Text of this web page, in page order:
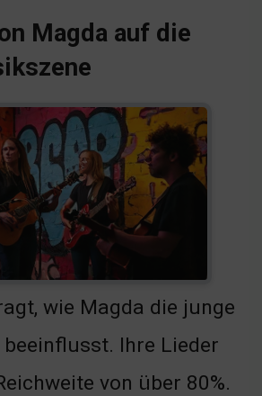
Magda auf die
wie Magda die junge
Ihre Lieder
von über 80%.